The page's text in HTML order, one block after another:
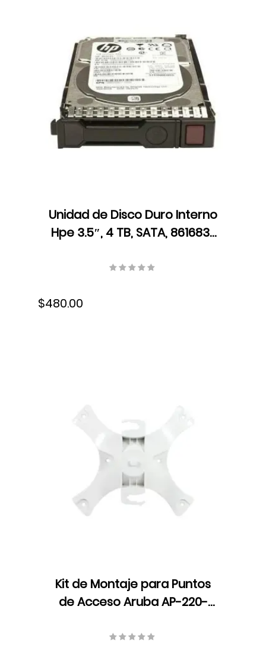
Unidad de Disco Duro Interno
Hpe 3.5″, 4 TB, SATA, 861683-
$480.00
Kit de Montaje para Puntos
de Acceso Aruba AP-220-
AP214/AP215/AP224/AP225/AP228/